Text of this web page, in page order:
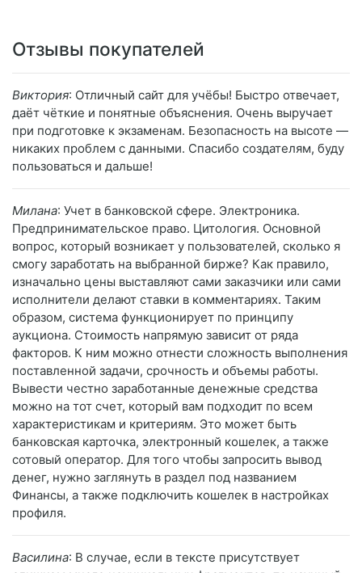
Отзывы покупателей
Виктория: Отличный сайт для учёбы! Быстро отвечает,
даёт чёткие и понятные объяснения. Очень выручает
при подготовке к экзаменам. Безопасность на высоте —
никаких проблем с данными. Спасибо создателям, буду
пользоваться и дальше!
Милана: Учет в банковской сфере. Электроника.
Предпринимательское право. Цитология. Основной
вопрос, который возникает у пользователей, сколько я
смогу заработать на выбранной бирже? Как правило,
изначально цены выставляют сами заказчики или сами
исполнители делают ставки в комментариях. Таким
образом, система функционирует по принципу
аукциона. Стоимость напрямую зависит от ряда
факторов. К ним можно отнести сложность выполнения
поставленной задачи, срочность и объемы работы.
Вывести честно заработанные денежные средства
можно на тот счет, который вам подходит по всем
характеристикам и критериям. Это может быть
банковская карточка, электронный кошелек, а также
сотовый оператор. Для того чтобы запросить вывод
денег, нужно заглянуть в раздел под названием
Финансы, а также подключить кошелек в настройках
профиля.
Василина: В случае, если в тексте присутствует